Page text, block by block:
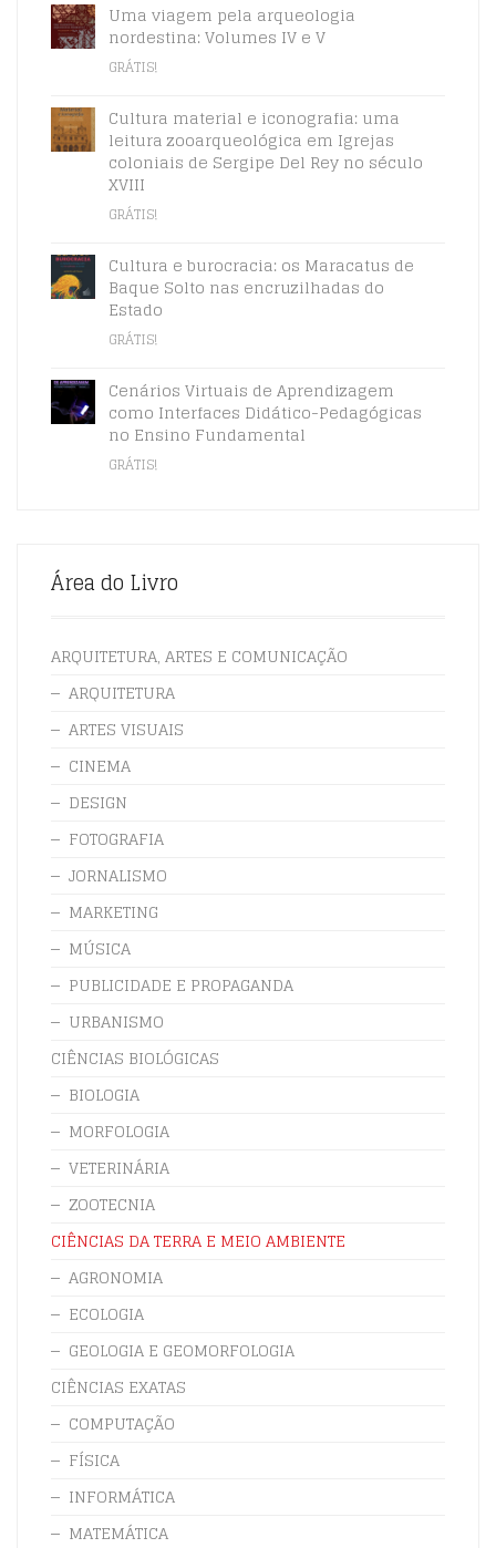
Uma viagem pela arqueologia
nordestina: Volumes IV e V
GRÁTIS!
Cultura material e iconografia: uma
leitura zooarqueológica em Igrejas
coloniais de Sergipe Del Rey no século
XVIII
GRÁTIS!
Cultura e burocracia: os Maracatus de
Baque Solto nas encruzilhadas do
Estado
GRÁTIS!
Cenários Virtuais de Aprendizagem
como Interfaces Didático-Pedagógicas
no Ensino Fundamental
GRÁTIS!
Área do Livro
ARQUITETURA, ARTES E COMUNICAÇÃO
ARQUITETURA
ARTES VISUAIS
CINEMA
DESIGN
FOTOGRAFIA
JORNALISMO
MARKETING
MÚSICA
PUBLICIDADE E PROPAGANDA
URBANISMO
CIÊNCIAS BIOLÓGICAS
BIOLOGIA
MORFOLOGIA
VETERINÁRIA
ZOOTECNIA
CIÊNCIAS DA TERRA E MEIO AMBIENTE
AGRONOMIA
ECOLOGIA
GEOLOGIA E GEOMORFOLOGIA
CIÊNCIAS EXATAS
COMPUTAÇÃO
FÍSICA
INFORMÁTICA
MATEMÁTICA